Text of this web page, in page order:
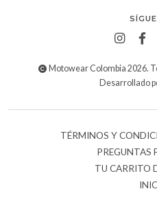
Motowear Colombia 2026.
Desarrollado
TÉRMINOS Y
PREGUNTAS
TU CARRITO